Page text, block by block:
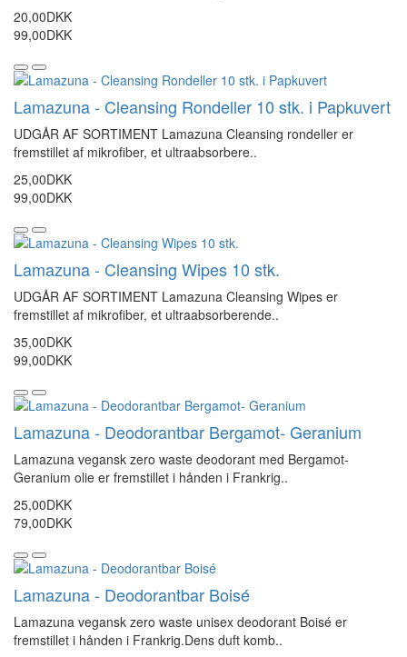
20,00DKK
99,00DKK
Lamazuna - Cleansing Rondeller 10 stk. i Papkuvert
UDGÅR AF SORTIMENT Lamazuna Cleansing rondeller er
fremstillet af mikrofiber, et ultraabsorbere..
25,00DKK
99,00DKK
Lamazuna - Cleansing Wipes 10 stk.
UDGÅR AF SORTIMENT Lamazuna Cleansing Wipes er
fremstillet af mikrofiber, et ultraabsorberende..
35,00DKK
99,00DKK
Lamazuna - Deodorantbar Bergamot- Geranium
Lamazuna vegansk zero waste deodorant med Bergamot-
Geranium olie er fremstillet i hånden i Frankrig..
25,00DKK
79,00DKK
Lamazuna - Deodorantbar Boisé
Lamazuna vegansk zero waste unisex deodorant Boisé er
fremstillet i hånden i Frankrig.Dens duft komb..